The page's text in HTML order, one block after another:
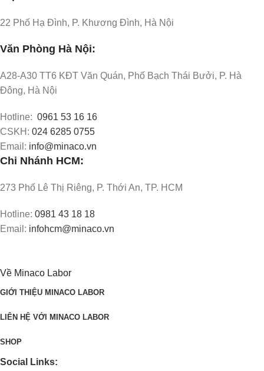
22 Phố Hạ Đình, P. Khương Đình, Hà Nội
Văn Phòng Hà Nội:
A28-A30 TT6 KĐT Văn Quán, Phố Bạch Thái Bưởi, P. Hà
Đông, Hà Nội
Hotline: 0961 53 16 16
CSKH: 024 6285 0755
Email: info@minaco.vn
Chi Nhánh HCM:
273 Phố Lê Thị Riêng, P. Thới An, TP. HCM
Hotline: 0981 43 18 18
Email: infohcm@minaco.vn
Về Minaco Labor
GIỚI THIỆU MINACO LABOR
LIÊN HỆ VỚI MINACO LABOR
SHOP
Social Links: